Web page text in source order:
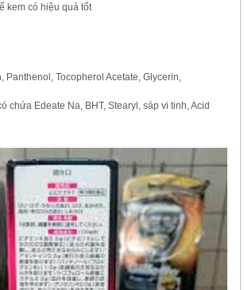
kem có hiệu quả tốt
Panthenol, Tocopherol Acetate, Glycerin,
chứa Edeate Na, BHT, Stearyl, sáp vi tinh, Acid